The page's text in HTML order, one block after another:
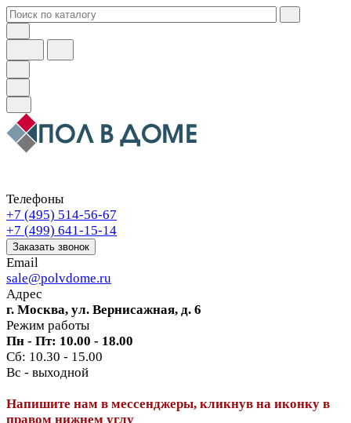
Телефоны
+7 (495) 514-56-67
+7 (499) 641-15-14
Заказать звонок
Email
sale@polvdome.ru
Адрес
г. Москва, ул. Вернисажная, д. 6
Режим работы
Пн - Пт: 10.00 - 18.00
Сб: 10.30 - 15.00
Вс - выходной
Напишите нам в мессенджеры, кликнув на иконку в
правом нижнем углу